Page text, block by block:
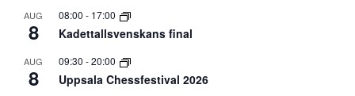
AUG
8
08:00 - 17:00
Kadettallsvenskans final
AUG
8
09:30 -20:00
Uppsala Chessfestival 2026